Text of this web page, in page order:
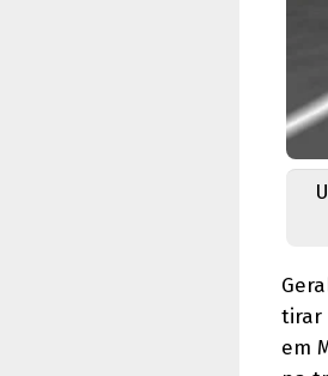
tirar
em